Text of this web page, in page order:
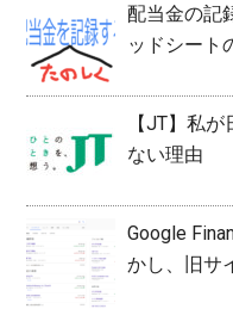
配当金の記
ッドシート
【JT】私
ない理由
Google
かし、旧サ